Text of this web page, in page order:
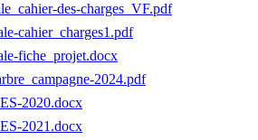
des-charges_VF.pdf
cahier_charges1.pdf
fiche_projet.docx
2024.pdf
2020.docx
2021.docx